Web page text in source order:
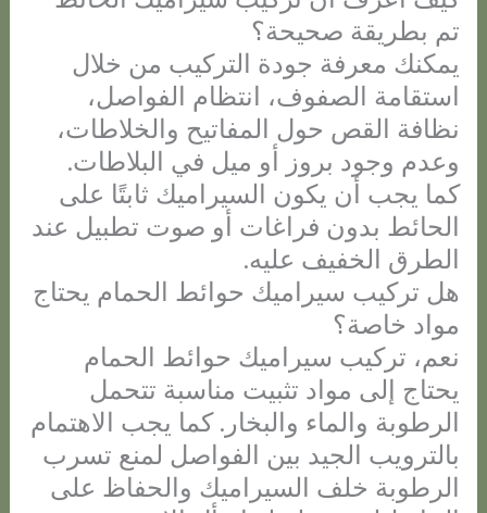
تم بطريقة صحيحة؟
يمكنك معرفة جودة التركيب من خلال
استقامة الصفوف، انتظام الفواصل،
نظافة القص حول المفاتيح والخلاطات،
وعدم وجود بروز أو ميل في البلاطات.
كما يجب أن يكون السيراميك ثابتًا على
الحائط بدون فراغات أو صوت تطبيل عند
الطرق الخفيف عليه.
هل تركيب سيراميك حوائط الحمام يحتاج
مواد خاصة؟
نعم، تركيب سيراميك حوائط الحمام
يحتاج إلى مواد تثبيت مناسبة تتحمل
الرطوبة والماء والبخار. كما يجب الاهتمام
بالترويب الجيد بين الفواصل لمنع تسرب
الرطوبة خلف السيراميك والحفاظ على